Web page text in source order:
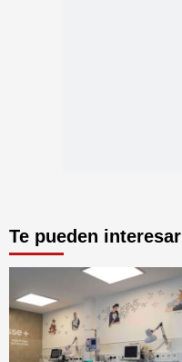
Te pueden interesar